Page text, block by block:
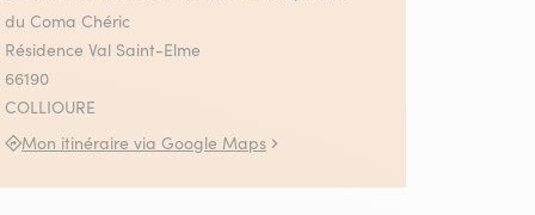
du Coma Chéric
Résidence Val Saint-Elme
66190
COLLIOURE
Mon itinéraire via Google Maps